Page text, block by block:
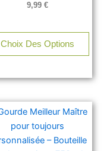
9,99 €
Choix Des Options